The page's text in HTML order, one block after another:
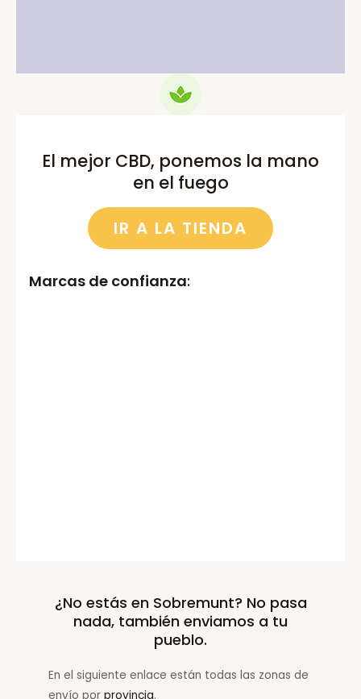
El mejor CBD, ponemos la mano
en el fuego
IR A LA TIENDA
Marcas de confianza:
¿No estás en Sobremunt? No pasa
nada, también enviamos a tu
pueblo.
En el siguiente enlace están todas las zonas de
envío por provincia.